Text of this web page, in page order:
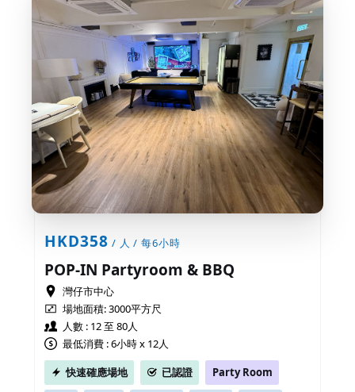
HKD358 / 人 / 每6小時
POP-IN Partyroom & BBQ
灣仔市中心
場地面積:3000平方尺
人數 : 12 至 80人
最低消費 : 6小時 x 12人
快速確應場地
已認證 Party Room